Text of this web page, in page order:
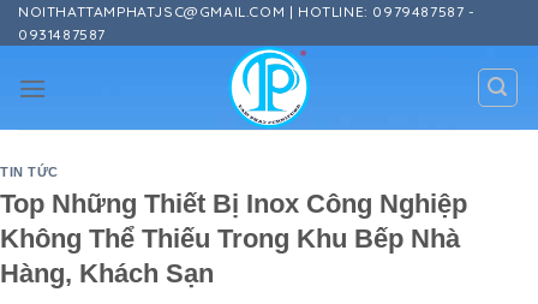
Skip
to
NOITHATTAMPHATJSC@GMAIL.COM | HOTLINE: 0979487587 -
0931487587
TIN TỨC
Top Những Thiết Bị Inox Công Nghiệp
Không Thể Thiếu Trong Khu Bếp Nhà
Hàng, Khách Sạn